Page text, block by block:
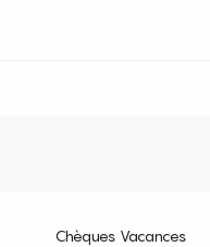
Chèques Vacances